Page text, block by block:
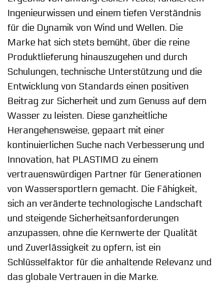
Ingenieurwissen und einem tiefen Verständnis
für die Dynamik von Wind und Wellen. Die
Marke hat sich stets bemüht, über die reine
Produktlieferung hinauszugehen und durch
Schulungen, technische Unterstützung und die
Entwicklung von Standards einen positiven
Beitrag zur Sicherheit und zum Genuss auf dem
Wasser zu leisten. Diese ganzheitliche
Herangehensweise, gepaart mit einer
kontinuierlichen Suche nach Verbesserung und
Innovation, hat PLASTIMO zu einem
vertrauenswürdigen Partner für Generationen
von Wassersportlern gemacht. Die Fähigkeit,
sich an veränderte technologische Landschaft
und steigende Sicherheitsanforderungen
anzupassen, ohne die Kernwerte der Qualität
und Zuverlässigkeit zu opfern, ist ein
Schlüsselfaktor für die anhaltende Relevanz und
das globale Vertrauen in die Marke.